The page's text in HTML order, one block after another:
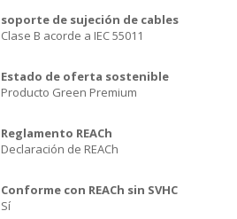
soporte de sujeción de cables
Clase B acorde a IEC 55011
Estado de oferta sostenible
Producto Green Premium
Reglamento REACh
Declaración de REACh
Conforme con REACh sin SVHC
Sí